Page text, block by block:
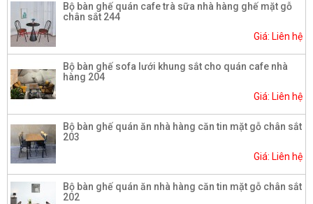
Bộ bàn ghế quán cafe trà sữa nhà hàng ghế mặt gỗ
chân sắt 244
Giá: Liên hệ
Bộ bàn ghế sofa lưới khung sắt cho quán cafe nhà
hàng 204
Giá: Liên hệ
Bộ bàn ghế quán ăn nhà hàng căn tin mặt gỗ chân sắt
203
Giá: Liên hệ
Bộ bàn ghế quán ăn nhà hàng căn tin mặt gỗ chân sắt
202